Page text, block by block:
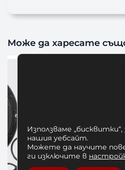
Може да харесате
Използваме
нашия уебсайт.
Можете да научите
ги изключите в